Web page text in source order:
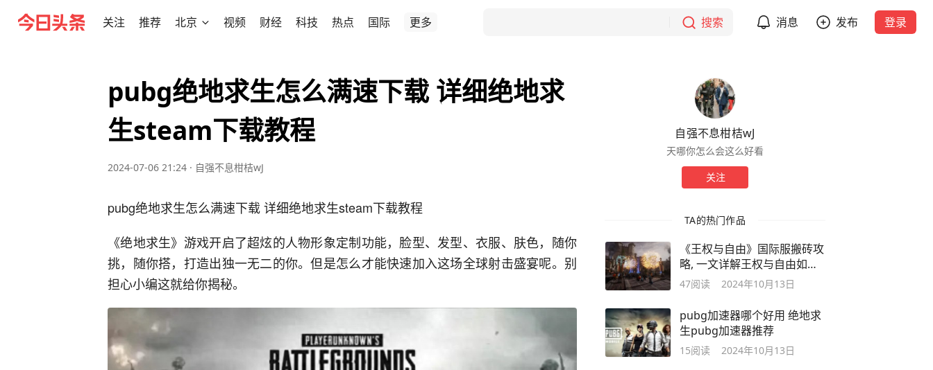
关注 推荐 北京 视频 财经 科技 热点 国际 更多 搜索 消息 发布 登录
pubg绝地求生怎么满速下载 详细绝地求
生steam下载教程
2024-07-06 21:24 · 自强不息柑桔wJ
pubg绝地求生怎么满速下载 详细绝地求生steam下载教程
《绝地求生》游戏开启了超炫的人物形象定制功能，脸型、发型、衣服、肤色，随你
挑，随你搭，打造出独一无二的你。但是怎么才能快速加入这场全球射击盛宴呢。别
担心小编这就给你揭秘。
自强不息柑桔wJ
天哪你怎么会这么好看
关注
TA的热门作品
《王权与自由》国际服搬砖攻
略, 一文详解王权与自由如何
搬砖
47阅读 2024年10月13日
pubg加速器哪个好用 绝地求
生pubg加速器推荐
15阅读 2024年10月13日